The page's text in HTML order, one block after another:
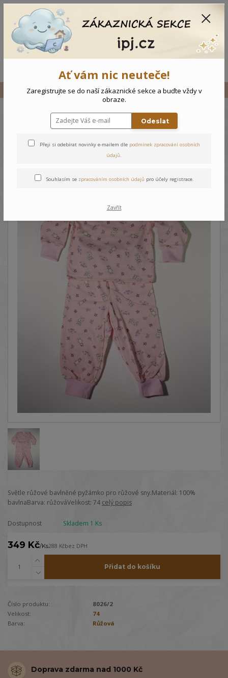
Vše Dětské pyžamo Medvídek
Dětské pyžamo Medvídek
Světle růžové bavlněné pyžámko pro růžové sny.Materiál: 100%
bavlnaBarva: růžováVelikost: 74 celý popis
Dostupnost Skladem 1 Ks
349 Kč/Ks288 Kčbez DPH
Přidat do košíku
Číslo produktu:
8026/2
Velikost:
74
Barva:
Růžová
Doprava zdarma nad 1000 Kč
Ať vám nic neuteče!
Zaregistrujte se do naší zákaznické sekce a buďte vždy v
obraze.
Odeslat
Přeji si odebírat novinky e-mailem dle podmínek zpracování osobních
údajů.
Souhlasím se zpracováním osobních údajů pro účely registrace.
Zavřít